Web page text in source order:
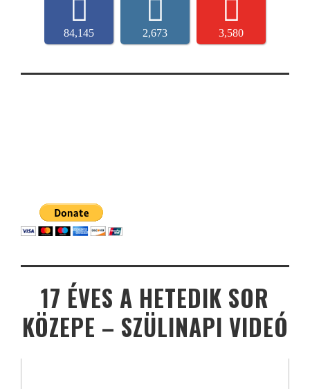
84,145 2,673 3,580
17 ÉVES A HETEDIK SOR
KÖZEPE – SZÜLINAPI VIDEÓ